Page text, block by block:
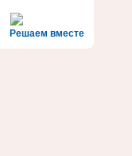
Решаем вместе